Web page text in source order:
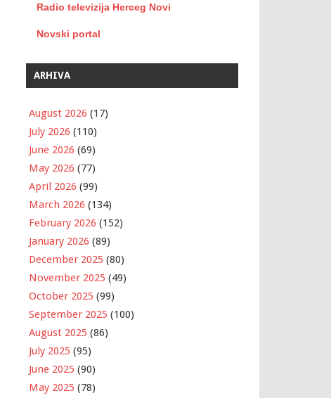
Radio televizija Herceg Novi
Novski portal
ARHIVA
August 2026 (17)
July 2026 (110)
June 2026 (69)
May 2026 (77)
April 2026 (99)
March 2026 (134)
February 2026 (152)
January 2026 (89)
December 2025 (80)
November 2025 (49)
October 2025 (99)
September 2025 (100)
August 2025 (86)
July 2025 (95)
June 2025 (90)
May 2025 (78)